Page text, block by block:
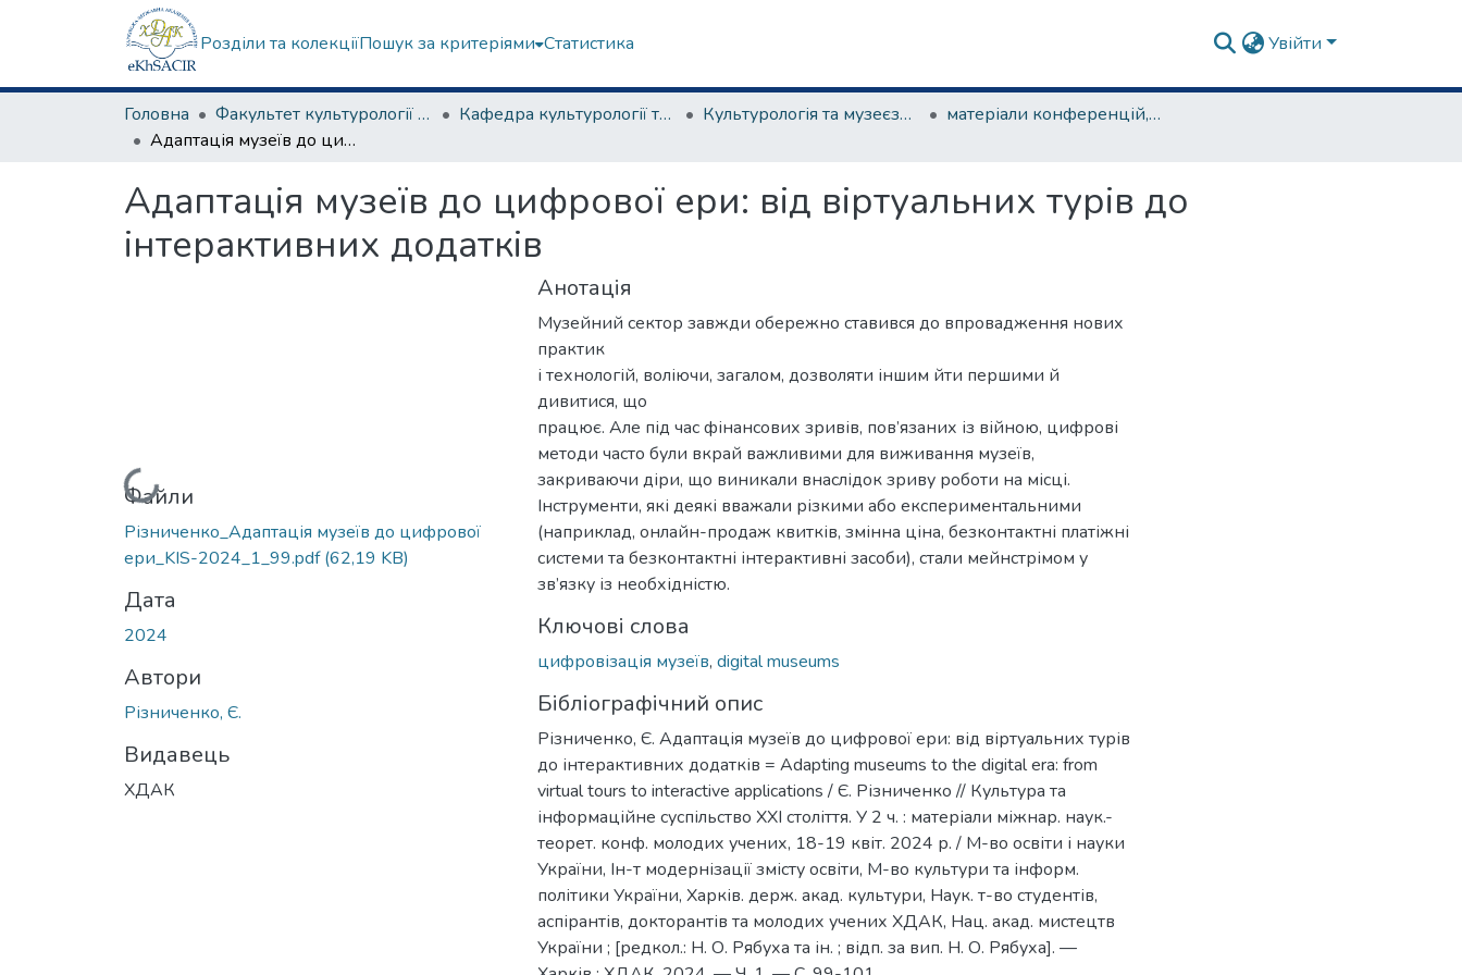
Розділи та колекціїПошук за критеріями Статистика Увійти
Головна Факультет культурології та соціальних комунікацій Кафедра культурології та музеєзнавства Культурологія та музеєзнавство
матеріали конференцій, семінарів, круглих столів та ін.
Адаптація музеїв до цифрової ери: від віртуальних турів до інтерактивних додатків
Адаптація музеїв до цифрової ери: від віртуальних турів до
інтерактивних додатків
Вантажиться...
Файли
Різниченко_Адаптація музеїв до цифрової
ери_KIS-2024_1_99.pdf(62,19 KB)
Дата
2024
Автори
Різниченко, Є.
Видавець
ХДАК
Анотація
Музейний сектор завжди обережно ставився до впровадження нових
практик
і технологій, воліючи, загалом, дозволяти іншим йти першими й
дивитися, що
працює. Але під час фінансових зривів, пов’язаних із війною, цифрові
методи часто були вкрай важливими для виживання музеїв,
закриваючи діри, що виникали внаслідок зриву роботи на місці.
Інструменти, які деякі вважали різкими або експериментальними
(наприклад, онлайн-продаж квитків, змінна ціна, безконтактні платіжні
системи та безконтактні інтерактивні засоби), стали мейнстрімом у
зв’язку із необхідністю.
Ключові слова
цифровізація музеїв, digital museums
Бібліографічний опис
Різниченко, Є. Адаптація музеїв до цифрової ери: від віртуальних турів
до інтерактивних додатків = Adapting museums to the digital era: from
virtual tours to interactive applications / Є. Різниченко // Культура та
інформаційне суспільство ХХІ століття. У 2 ч. : матеріали міжнар. наук.-
теорет. конф. молодих учених, 18-19 квіт. 2024 р. / М-во освіти і науки
України, Ін-т модернізації змісту освіти, М-во культури та інформ.
політики України, Харків. держ. акад. культури, Наук. т-во студентів,
аспірантів, докторантів та молодих учених ХДАК, Нац. акад. мистецтв
України ; [редкол.: Н. О. Рябуха та ін. ; відп. за вип. Н. О. Рябуха]. —